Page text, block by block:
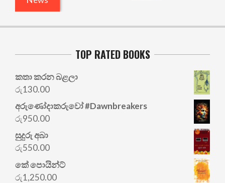
TOP RATED BOOKS
කතා කරන බළලා
රු130.00
අරු‍ණෝදාකරුවෝ #Dawnbreakers
රු950.00
සුදුරු අබා
රු550.00
කේ පොයින්ට්
රු1,250.00